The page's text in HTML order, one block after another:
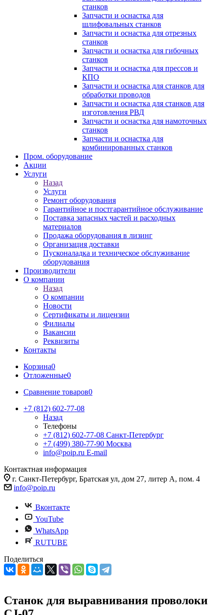
станков
Запчасти и оснастка для
шлифовальных станков
Запчасти и оснастка для отрезных
станков
Запчасти и оснастка для гибочных
станков
Запчасти и оснастка для прессов и
КПО
Запчасти и оснастка для станков для
обработки проводов
Запчасти и оснастка для станков для
изготовления РВД
Запчасти и оснастка для намоточных
станков
Запчасти и оснастка для
комбинированных станков
Пром. оборудование
Акции
Услуги
Назад
Услуги
Ремонт оборудования
Гарантийное и постгарантийное обслуживание
Поставка запасных частей и расходных
материалов
Продажа оборудования в лизинг
Организация доставки
Пусконаладка и техническое обслуживание
оборудования
Производители
О компании
Назад
О компании
Новости
Сертификаты и лицензии
Филиалы
Вакансии
Реквизиты
Контакты
Корзина0
Отложенные0
Сравнение товаров0
+7 (812) 602-77-08
Назад
Телефоны
+7 (812) 602-77-08 Санкт-Петербург
+7 (499) 380-77-90 Москва
info@poip.ru E-mail
Контактная информация
г. Санкт-Петербург, Братская ул, дом 27, литер А, пом. 4
info@poip.ru
Вконтакте
YouTube
WhatsApp
RUTUBE
Поделиться
Станок для выравнивания проволоки